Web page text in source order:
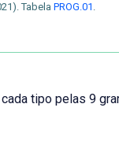
Tabela PROG.01 .
tipo pelas 9